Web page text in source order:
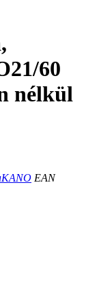
60
nélkül
KANO EAN